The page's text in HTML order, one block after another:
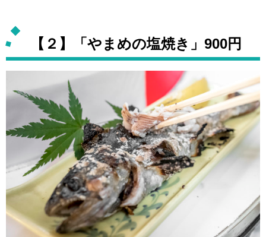
【２】「やまめの塩焼き」900円